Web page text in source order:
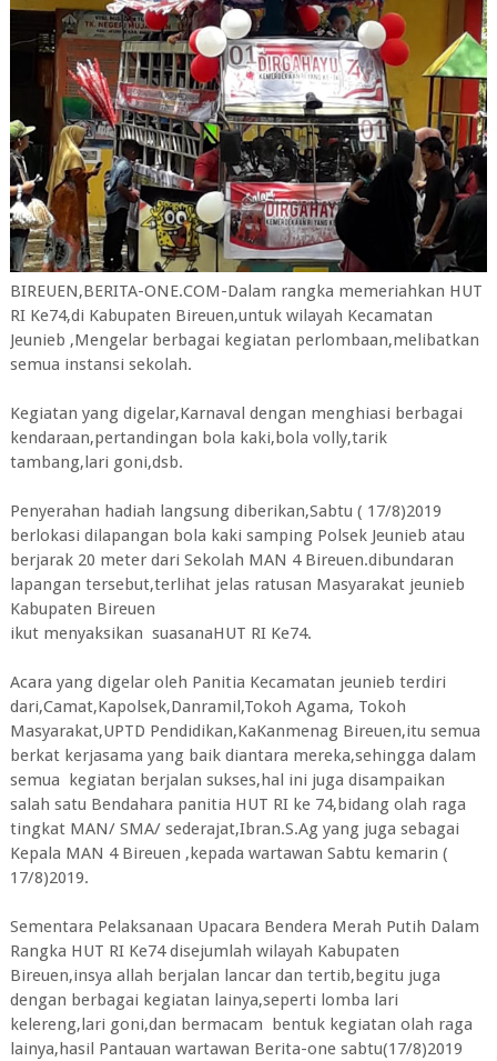
BIREUEN,BERITA-ONE.COM-Dalam rangka memeriahkan HUT
RI Ke74,di Kabupaten Bireuen,untuk wilayah Kecamatan
Jeunieb ,Mengelar berbagai kegiatan perlombaan,melibatkan
semua instansi sekolah.
Kegiatan yang digelar,Karnaval dengan menghiasi berbagai
kendaraan,pertandingan bola kaki,bola volly,tarik
tambang,lari goni,dsb.
Penyerahan hadiah langsung diberikan,Sabtu ( 17/8)2019
berlokasi dilapangan bola kaki samping Polsek Jeunieb atau
berjarak 20 meter dari Sekolah MAN 4 Bireuen.dibundaran
lapangan tersebut,terlihat jelas ratusan Masyarakat jeunieb
Kabupaten Bireuen
ikut menyaksikan suasanaHUT RI Ke74.
Acara yang digelar oleh Panitia Kecamatan jeunieb terdiri
dari,Camat,Kapolsek,Danramil,Tokoh Agama, Tokoh
Masyarakat,UPTD Pendidikan,KaKanmenag Bireuen,itu semua
berkat kerjasama yang baik diantara mereka,sehingga dalam
semua kegiatan berjalan sukses,hal ini juga disampaikan
salah satu Bendahara panitia HUT RI ke 74,bidang olah raga
tingkat MAN/ SMA/ sederajat,Ibran.S.Ag yang juga sebagai
Kepala MAN 4 Bireuen ,kepada wartawan Sabtu kemarin (
17/8)2019.
Sementara Pelaksanaan Upacara Bendera Merah Putih Dalam
Rangka HUT RI Ke74 disejumlah wilayah Kabupaten
Bireuen,insya allah berjalan lancar dan tertib,begitu juga
dengan berbagai kegiatan lainya,seperti lomba lari
kelereng,lari goni,dan bermacam bentuk kegiatan olah raga
lainya,hasil Pantauan wartawan Berita-one sabtu(17/8)2019